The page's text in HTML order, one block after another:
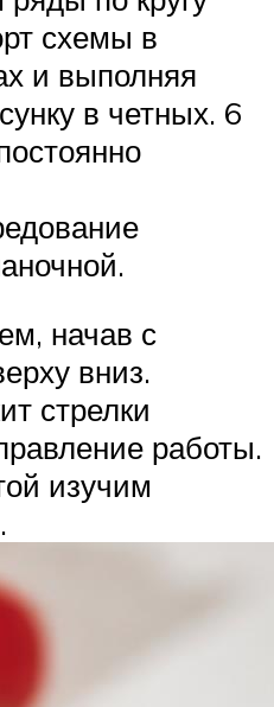
схемы в
и выполняя
в четных. 6
начав с
вниз.
стрелки
работы.
изучим